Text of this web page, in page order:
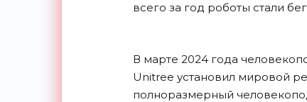
всего за год роботы стали
В марте 2024 года
Unitree установил мировой
полноразмерный